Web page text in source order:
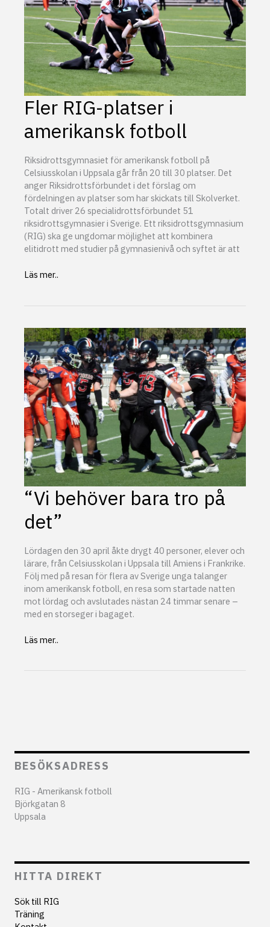
Fler RIG-platser i
amerikansk fotboll
Riksidrottsgymnasiet för amerikansk fotboll på
Celsiusskolan i Uppsala går från 20 till 30 platser. Det
anger Riksidrottsförbundet i det förslag om
fördelningen av platser som har skickats till Skolverket.
Totalt driver 26 specialidrottsförbundet 51
riksidrottsgymnasier i Sverige. Ett riksidrottsgymnasium
(RIG) ska ge ungdomar möjlighet att kombinera
elitidrott med studier på gymnasienivå och syftet är att
Fler
fotboll
Läs mer..
“Vi behöver bara tro på
det”
Lördagen den 30 april åkte drygt 40 personer, elever och
lärare, från Celsiusskolan i Uppsala till Amiens i Frankrike.
Följ med på resan för flera av Sverige unga talanger
inom amerikansk fotboll, en resa som startade natten
mot lördag och avslutades nästan 24 timmar senare –
med en storseger i bagaget.
“Vi
Läs mer..
BESÖKSADRESS
RIG - Amerikansk fotboll
Björkgatan 8
Uppsala
HITTA DIREKT
Sök till RIG
Träning